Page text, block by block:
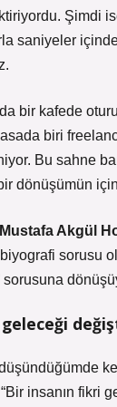
Şimdi
saniyeler
bir kafede
biri
Bu sahne
dönüşümün
Mustafa Akgül
sorusu
sorusuna
insanın fikri